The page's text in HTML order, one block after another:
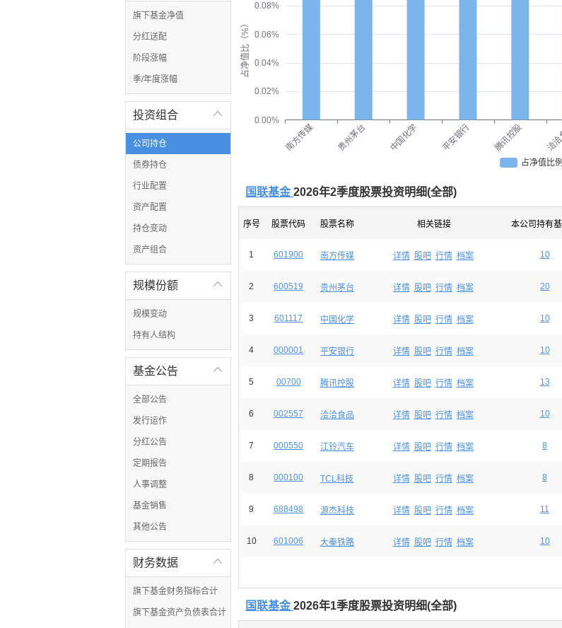
旗下基金净值
分红送配
阶段涨幅
季/年度涨幅

投资组合
公司持仓
债券持仓
行业配置
资产配置
持仓变动
资产组合

规模份额
规模变动
持有人结构

基金公告
全部公告
发行运作
分红公告
定期报告
人事调整
基金销售
其他公告

财务数据
旗下基金财务指标合计
旗下基金资产负债表合计
占净值比（%）
0.00%
0.02%
0.04%
0.06%
0.08%
南方传媒 贵州茅台 中国化学 平安银行 腾讯控股 洽
占净值比例
国联基金 2026年2季度股票投资明细(全部)
序号 股票代码 股票名称 相关链接 本公司持有
1 601900 南方传媒 详情 股吧 行情 档案 10
2 600519 贵州茅台 详情 股吧 行情 档案 20
3 601117 中国化学 详情 股吧 行情 档案 10
4 000001 平安银行 详情 股吧 行情 档案 10
5 00700 腾讯控股 详情 股吧 行情 档案 13
6 002557 洽洽食品 详情 股吧 行情 档案 10
7 000550 江铃汽车 详情 股吧 行情 档案 8
8 000100 TCL科技 详情 股吧 行情 档案 8
9 688498 源杰科技 详情 股吧 行情 档案 11
10 601006 大秦铁路 详情 股吧 行情 档案 10
国联基金 2026年1季度股票投资明细(全部)